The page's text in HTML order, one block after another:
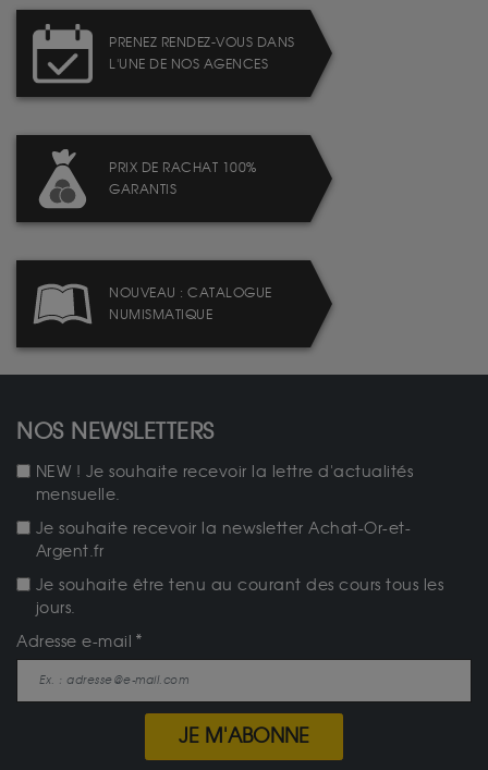
PRENEZ RENDEZ-VOUS DANS
L'UNE DE NOS AGENCES
PRIX DE RACHAT 100%
GARANTIS
NOUVEAU : CATALOGUE
NUMISMATIQUE
NOS NEWSLETTERS
NEW ! Je souhaite recevoir la lettre d'actualités
mensuelle.
Je souhaite recevoir la newsletter Achat-Or-et-
Argent.fr
Je souhaite être tenu au courant des cours tous les
jours.
Adresse e-mail
JE M'ABONNE